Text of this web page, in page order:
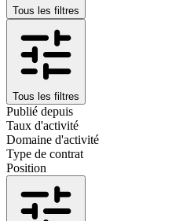
Tous les filtres
Tous les filtres
Publié depuis
Taux d'activité
Domaine d'activité
Type de contrat
Position